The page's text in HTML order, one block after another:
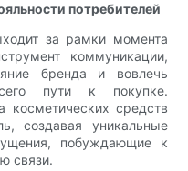
потребителей
за рамки момента
коммуникации,
бренда и вовлечь
пути к покупке.
косметических средств
создавая уникальные
побуждающие к
связи.